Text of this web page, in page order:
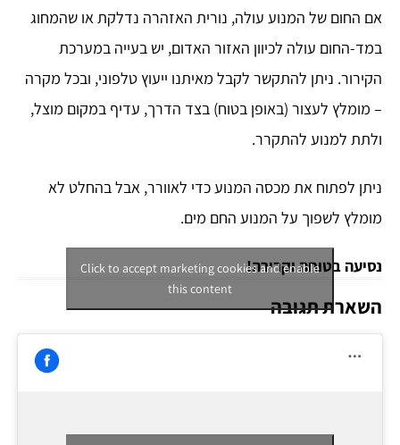
אם החום של המנוע עולה, נורית האזהרה נדלקת או שהמחוג
במד-החום עולה לכיוון האזור האדום, יש בעייה במערכת
הקירור. ניתן להתקשר לקבל מאיתנו ייעוץ טלפוני, ובכל מקרה
– מומלץ לעצור (באופן בטוח) בצד הדרך, עדיף במקום מוצל,
ולתת למנוע להתקרר.
ניתן לפתוח את מכסה המנוע כדי לאוורר, אבל בהחלט לא
מומלץ לשפוך על המנוע החם מים.
נסיעה בטוחה וקרירה!
Click to accept marketing cookies and enable
this content
השארת תגובה